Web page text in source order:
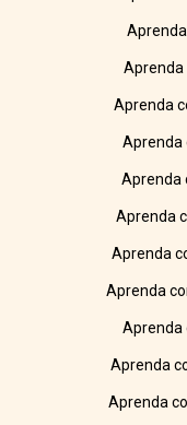
Aprenda
Aprenda
Aprenda
Aprenda
Aprenda
Aprenda
Aprenda
Aprenda
Aprenda
Aprenda